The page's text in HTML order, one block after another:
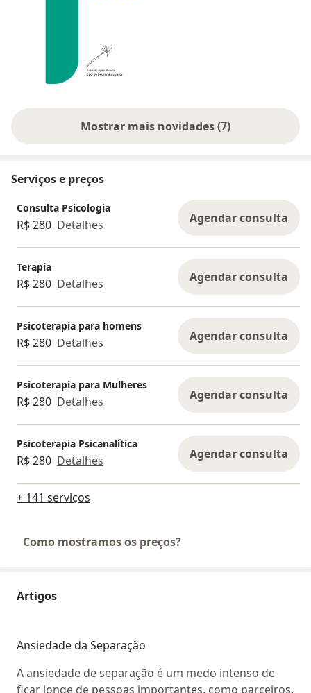
Mostrar mais novidades (7)
Serviços e preços
Consulta Psicologia
R$ 280 Detalhes Agendar consulta
Terapia
R$ 280 Detalhes Agendar consulta
Psicoterapia para homens
R$ 280 Detalhes Agendar consulta
Psicoterapia para Mulheres
R$ 280 Detalhes Agendar consulta
Psicoterapia Psicanalítica
R$ 280 Detalhes Agendar consulta
+ 141 serviços
Como mostramos os preços?
Artigos
Ansiedade da Separação
A ansiedade de separação é um medo intenso de
ficar longe de pessoas importantes, como parceiros,